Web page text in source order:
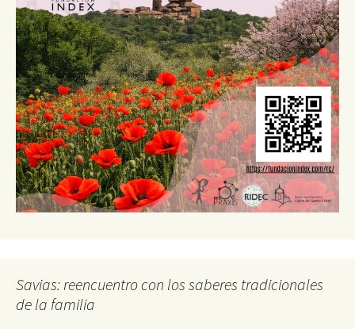
Savias: reencuentro con los saberes tradicionales
de la familia